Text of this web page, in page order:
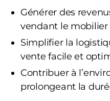
Générer des
vendant le mobilier
Simplifier la
vente facile et
Contribuer à
prolongeant la